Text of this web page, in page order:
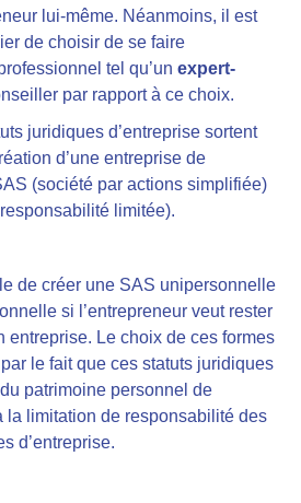
lui-même. Néanmoins, il est
de choisir de se faire
tel qu’un expert-
par rapport à ce choix.
juridiques d’entreprise sortent
d’une entreprise de
(société par actions simplifiée)
limitée).
de créer une SAS unipersonnelle
si l’entrepreneur veut rester
entreprise. Le choix de ces formes
le fait que ces statuts juridiques
patrimoine personnel de
la limitation de responsabilité des
d’entreprise.